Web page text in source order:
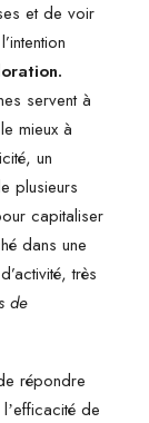
et de voir
servent à
mieux à
un
plusieurs
capitaliser
dans une
très
de
répondre
de